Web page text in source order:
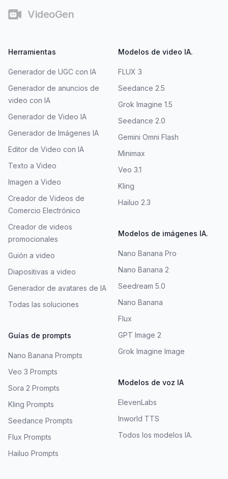
VideoGen
Herramientas
Generador de UGC con IA
Generador de anuncios de
video con IA
Generador de Video IA
Generador de Imágenes IA
Editor de Video con IA
Texto a Video
Imagen a Video
Creador de Videos de
Comercio Electrónico
Creador de videos
promocionales
Guión a video
Diapositivas a video
Generador de avatares de IA
Todas las soluciones
Guías de prompts
Nano Banana Prompts
Veo 3 Prompts
Sora 2 Prompts
Kling Prompts
Seedance Prompts
Flux Prompts
Hailuo Prompts
Modelos de video IA.
FLUX 3
Seedance 2.5
Grok Imagine 1.5
Seedance 2.0
Gemini Omni Flash
Minimax
Veo 3.1
Kling
Hailuo 2.3
Modelos de imágenes IA.
Nano Banana Pro
Nano Banana 2
Seedream 5.0
Nano Banana
Flux
GPT Image 2
Grok Imagine Image
Modelos de voz IA
ElevenLabs
Inworld TTS
Todos los modelos IA.